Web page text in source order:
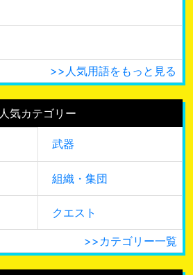
>>人気用語をもっと見る
人気カテゴリー
武器
組織・集団
クエスト
>>カテゴリー一覧